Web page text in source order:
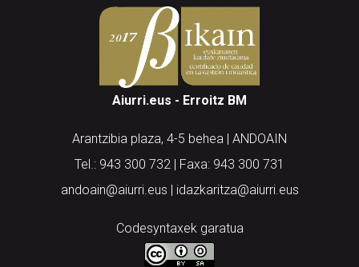
Aiurri.eus - Erroitz BM
Arantzibia plaza, 4-5 behea | ANDOAIN
Tel.: 943 300 732 | Faxa: 943 300 731
andoain@aiurri.eus | idazkaritza@aiurri.eus
Codesyntaxek garatua